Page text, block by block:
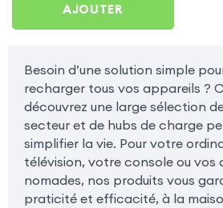
AJOUTER
Besoin d’une solution simple
recharger tous vos appareils ?
découvrez une large sélection
secteur et de hubs de charge
simplifier la vie. Pour votre
télévision, votre console ou vos
nomades, nos produits vous
praticité et efficacité, à la